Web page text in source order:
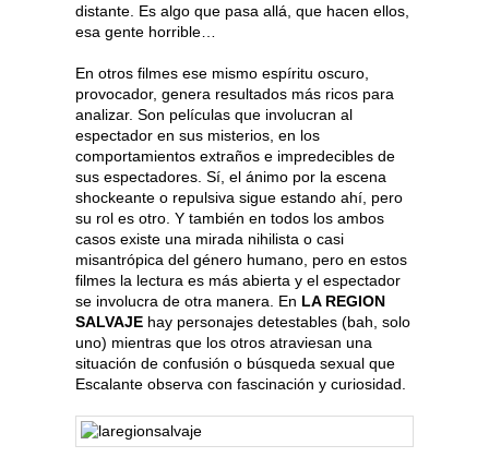
distante. Es algo que pasa allá, que hacen ellos,
esa gente horrible…
En otros filmes ese mismo espíritu oscuro,
provocador, genera resultados más ricos para
analizar. Son películas que involucran al
espectador en sus misterios, en los
comportamientos extraños e impredecibles de
sus espectadores. Sí, el ánimo por la escena
shockeante o repulsiva sigue estando ahí, pero
su rol es otro. Y también en todos los ambos
casos existe una mirada nihilista o casi
misantrópica del género humano, pero en estos
filmes la lectura es más abierta y el espectador
se involucra de otra manera. En LA REGION
SALVAJE hay personajes detestables (bah, solo
uno) mientras que los otros atraviesan una
situación de confusión o búsqueda sexual que
Escalante observa con fascinación y curiosidad.